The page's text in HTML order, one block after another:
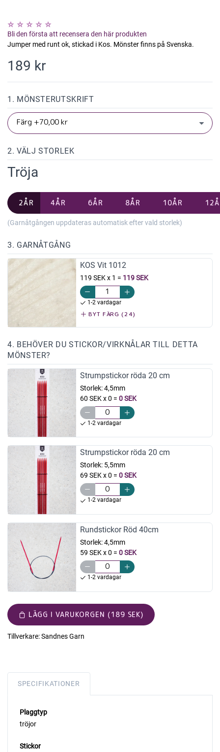
Bli den första att recensera den här produkten
Jumper med runt ok, stickad i Kos. Mönster finns på Svenska.
189 kr
1. MÖNSTERUTSKRIFT
2. VÄLJ STORLEK
Tröja
2ÅR 4ÅR 6ÅR 8ÅR 10ÅR
(Garnåtgången uppdateras automatisk efter vald storlek)
3. GARNÅTGÅNG
KOS Vit 1012
119 SEK x 1 = 119 SEK
1-2 vardagar
BYT FÄRG (24)
4. BEHÖVER DU STICKOR/VIRKNÅLAR TILL DETTA
MÖNSTER?
Strumpstickor röda 20 cm
Storlek:4,5mm
60 SEK x 0 = 0 SEK
1-2 vardagar
Strumpstickor röda 20 cm
Storlek: 5,5mm
69 SEK x 0 = 0 SEK
1-2 vardagar
Rundstickor Röd 40cm
Storlek:4,5mm
59 SEK x 0 = 0 SEK
1-2 vardagar
LÄGG I VARUKORGEN (189 SEK)
Tillverkare:Sandnes Garn
SPECIFIKATIONER
Plaggtyp
tröjor
Stickor